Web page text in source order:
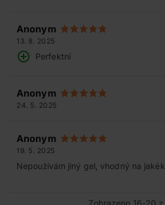
Anonym
13. 8. 2025
Perfektní
Anonym
24. 5. 2025
Anonym
19. 5. 2025
Nepoužívám jiný gel, vhodný na
Zobrazeno 16-20 z